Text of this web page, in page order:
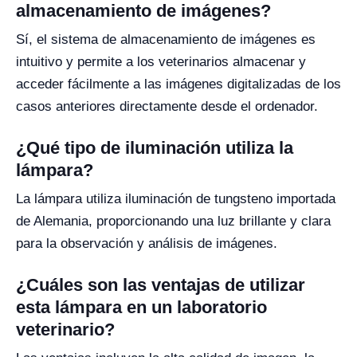
almacenamiento de imágenes?
Sí, el sistema de almacenamiento de imágenes es
intuitivo y permite a los veterinarios almacenar y
acceder fácilmente a las imágenes digitalizadas de los
casos anteriores directamente desde el ordenador.
¿Qué tipo de iluminación utiliza la
lámpara?
La lámpara utiliza iluminación de tungsteno importada
de Alemania, proporcionando una luz brillante y clara
para la observación y análisis de imágenes.
¿Cuáles son las ventajas de utilizar
esta lámpara en un laboratorio
veterinario?